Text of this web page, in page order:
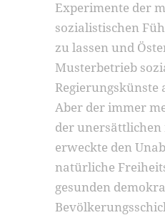
Experimente der
sozialistischen
zu lassen und
Musterbetrieb
Regierungskünste
Aber der immer
der
erweckte den
natürliche
gesunden